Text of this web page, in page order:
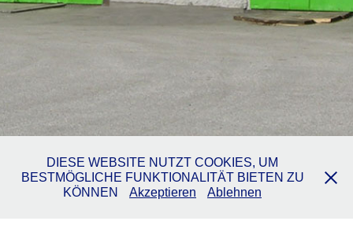
DIESE WEBSITE NUTZT COOKIES, UM
BESTMÖGLICHE FUNKTIONALITÄT BIETEN ZU
KÖNNEN
Akzeptieren Ablehnen